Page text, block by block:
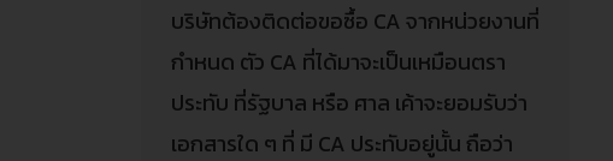
บริษัทต้องติดต่อขอซื้อ CA จากหน่วยงานที่
กำหนด ตัว CA ที่ได้มาจะเป็นเหมือนตรา
ประทับ ที่รัฐบาล หรือ ศาล เค้าจะยอมรับว่า
เอกสารใด ๆ ที่ มี CA ประทับอยู่นั้น ถือว่า